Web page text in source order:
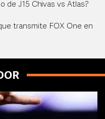
de J15 Chivas vs Atlas?
transmite FOX One en